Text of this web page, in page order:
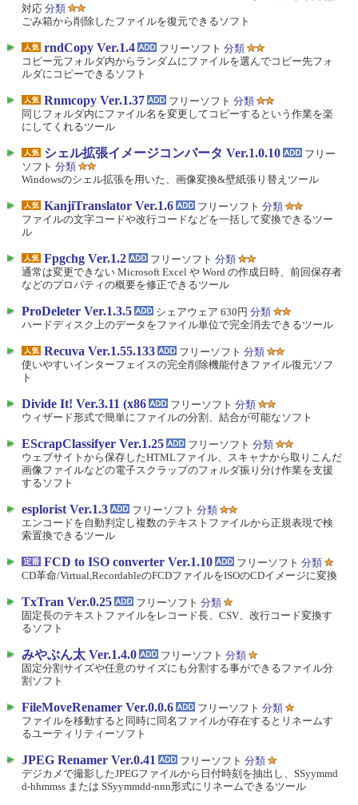
対応 分類
ごみ箱から削除したファイルを復元できるソフト
rndCopy Ver.1.4 フリーソフト 分類
コピー元フォルダ内からランダムにファイルを選んでコピー先フォ
ルダにコピーできるソフト
Rnmcopy Ver.1.37 フリーソフト 分類
同じフォルダ内にファイル名を変更してコピーするという作業を楽
にしてくれるツール
シェル拡張イメージコンバータ Ver.1.0.10
フリー
ソフト 分類
Windowsのシェル拡張を用いた、画像変換&壁紙張り替えツール
KanjiTranslator Ver.1.6 フリーソフト 分類
ファイルの文字コードや改行コードなどを一括して変換できるツー
ル
Fpgchg Ver.1.2 フリーソフト 分類
通常は変更できない Microsoft Excel や Word の作成日時、前回保存者
などのプロパティの概要を修正できるツール
ProDeleter Ver.1.3.5 シェアウェア 630円 分類
ハードディスク上のデータをファイル単位で完全消去できるツール
Recuva Ver.1.55.133 フリーソフト 分類
使いやすいインターフェイスの完全削除機能付きファイル復元ソフ
ト
Divide It! Ver.3.11 (x86 フリーソフト 分類
ウィザード形式で簡単にファイルの分割、結合が可能なソフト
EScrapClassifyer Ver.1.25 フリーソフト 分類
ウェブサイトから保存したHTMLファイル、スキャナから取りこんだ
画像ファイルなどの電子スクラップのフォルダ振り分け作業を支援
するソフト
esplorist Ver.1.3 フリーソフト 分類
エンコードを自動判定し複数のテキストファイルから正規表現で検
索置換できるツール
FCD to ISO converter Ver.1.10 フリーソフト 分類
CD革命/Virtual,RecordableのFCDファイルをISOのCDイメージに変換
TxTran Ver.0.25 フリーソフト 分類
固定長のテキストファイルをレコード長、CSV、改行コード変換す
るソフト
みやぶん太 Ver.1.4.0 フリーソフト 分類
固定分割サイズや任意のサイズにも分割する事ができるファイル分
割ソフト
FileMoveRenamer Ver.0.0.6 フリーソフト 分類
ファイルを移動すると同時に同名ファイルが存在するとリネームす
るユーティリティーソフト
JPEG Renamer Ver.0.41 フリーソフト 分類
デジカメで撮影したJPEGファイルから日付時刻を抽出し、SSyymmd
d-hhmmss または SSyymmdd-nnn形式にリネームできるツール